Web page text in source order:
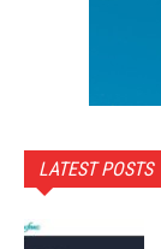
LATEST POSTS